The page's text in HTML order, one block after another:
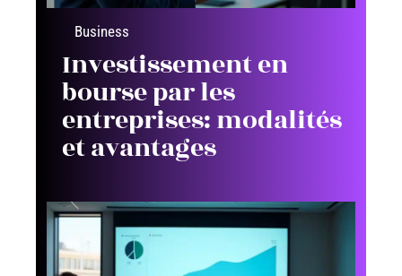
Business
Investissement en
bourse par les
entreprises: modalités
et avantages